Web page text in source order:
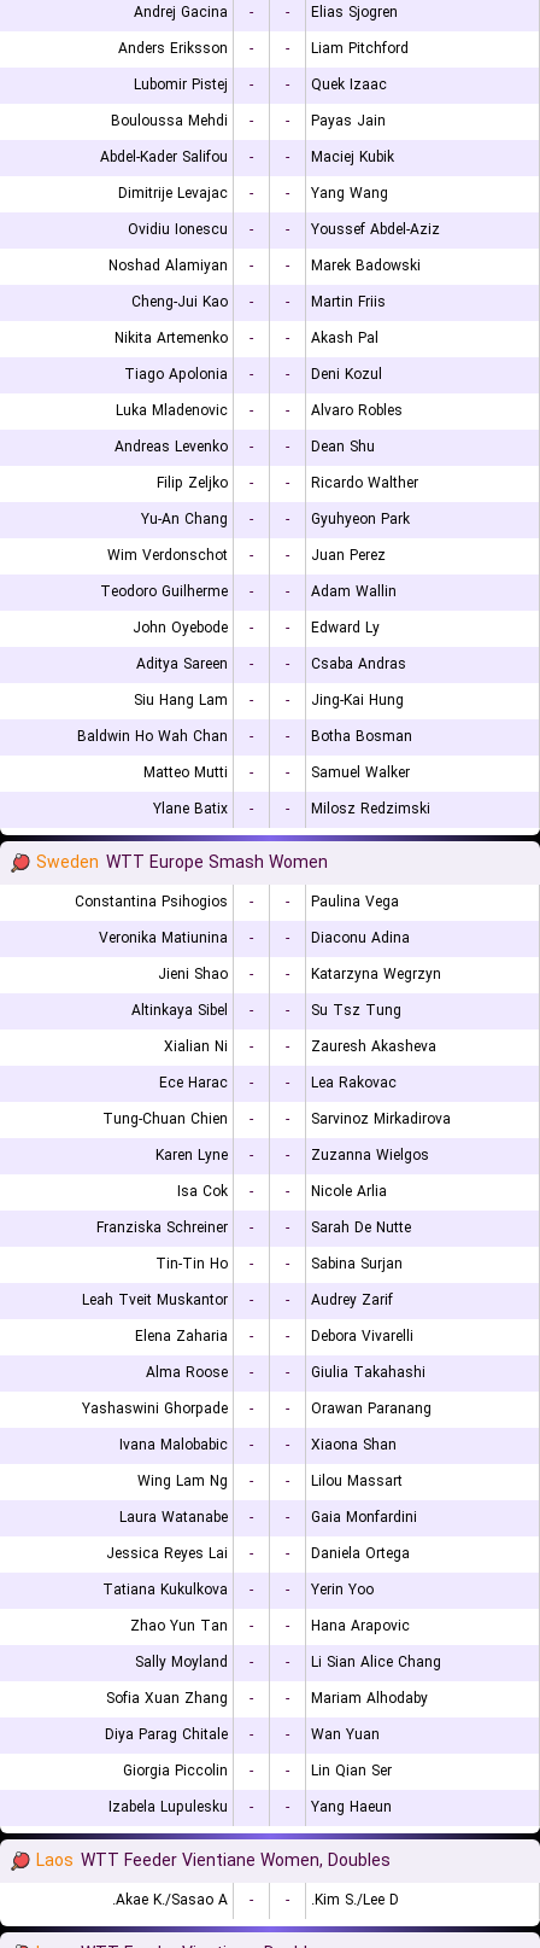
Andrej Gacina
- -
Elias Sjogren
Anders Eriksson
- -
Liam Pitchford
Lubomir Pistej
- -
Quek Izaac
Bouloussa Mehdi
- -
Payas Jain
Abdel-Kader Salifou
- -
Maciej Kubik
Dimitrije Levajac
- -
Yang Wang
Ovidiu Ionescu
- -
Youssef Abdel-Aziz
Noshad Alamiyan
- -
Marek Badowski
Cheng-Jui Kao
- -
Martin Friis
Nikita Artemenko
- -
Akash Pal
Tiago Apolonia
- -
Deni Kozul
Luka Mladenovic
- -
Alvaro Robles
Andreas Levenko
- -
Dean Shu
Filip Zeljko
- -
Ricardo Walther
Yu-An Chang
- -
Gyuhyeon Park
Wim Verdonschot
- -
Juan Perez
Teodoro Guilherme
- -
Adam Wallin
John Oyebode
- -
Edward Ly
Aditya Sareen
- -
Csaba Andras
Siu Hang Lam
- -
Jing-Kai Hung
Baldwin Ho Wah Chan
- -
Botha Bosman
Matteo Mutti
- -
Samuel Walker
Ylane Batix
- - Milosz Redzimski
Sweden WTT Europe Smash Women
Constantina Psihogios - -
Paulina Vega
Veronika Matiunina
- -
Diaconu Adina
Jieni Shao
- -
Katarzyna Wegrzyn
Altinkaya Sibel
- -
Su Tsz Tung
Xialian Ni
- -
Zauresh Akasheva
Ece Harac
- -
Lea Rakovac
Tung-Chuan Chien
- -
Sarvinoz Mirkadirova
Karen Lyne
- -
Zuzanna Wielgos
Isa Cok
- -
Nicole Arlia
Franziska Schreiner
- -
Sarah De Nutte
Tin-Tin Ho
- -
Sabina Surjan
Leah Tveit Muskantor
- -
Audrey Zarif
Elena Zaharia
- -
Debora Vivarelli
Alma Roose
- -
Giulia Takahashi
Yashaswini Ghorpade
- -
Orawan Paranang
Ivana Malobabic
- -
Xiaona Shan
Wing Lam Ng
- -
Lilou Massart
Laura Watanabe
- -
Gaia Monfardini
Jessica Reyes Lai
- -
Daniela Ortega
Tatiana Kukulkova
- -
Yerin Yoo
Zhao Yun Tan
- -
Hana Arapovic
Sally Moyland
- -
Li Sian Alice Chang
Sofia Xuan Zhang
- -
Mariam Alhodaby
Diya Parag Chitale
- -
Wan Yuan
Giorgia Piccolin
- -
Lin Qian Ser
Izabela Lupulesku
- - Yang Haeun
Laos WTT Feeder Vientiane Women, Doubles
Akae K./Sasao A. - - Kim S./Lee D.